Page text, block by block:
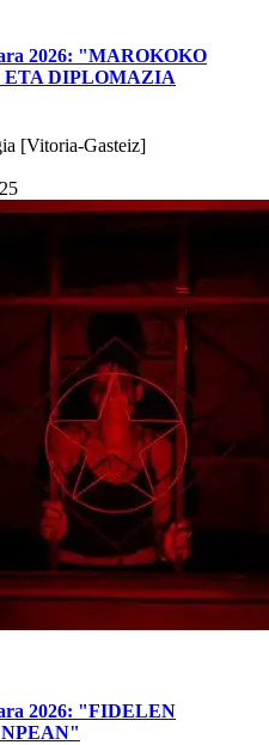
2026: "MAROKOKO
DIPLOMAZIA
[Vitoria-Gasteiz]
2026: "FIDELEN